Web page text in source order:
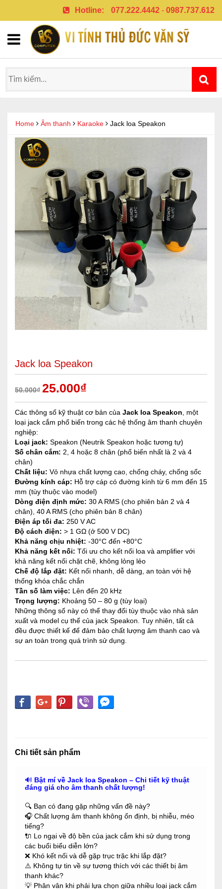
Hotline: 077.222.4442 - 0987.737.612
Home Âm thanh Karaoke Jack loa Speakon
Jack loa Speakon
50.000₫ 25.000₫
Các thông số kỹ thuật cơ bản của Jack loa Speakon , một
loại jack cắm phổ biến trong các hệ thống âm thanh chuyên
nghiệp:
Loại jack: Speakon (Neutrik Speakon hoặc tương tự)
Số chân cắm: 2, 4 hoặc 8 chân (phổ biến nhất là 2 và 4
chân)
Chất liệu: Vỏ nhựa chất lượng cao, chống cháy, chống sốc
Đường kính cáp: Hỗ trợ cáp có đường kính từ 6 mm đến 15
mm (tùy thuộc vào model)
Dòng điện định mức: 30 A RMS (cho phiên bản 2 và 4
chân), 40 A RMS (cho phiên bản 8 chân)
Điện áp tối đa: 250 V AC
Độ cách điện: > 1 GΩ (ở 500 V DC)
Khả năng chịu nhiệt: -30°C đến +80°C
Khả năng kết nối: Tối ưu cho kết nối loa và amplifier với
khả năng kết nối chặt chẽ, không lỏng lẻo
Chế độ lắp đặt: Kết nối nhanh, dễ dàng, an toàn với hệ
thống khóa chắc chắn
Tần số làm việc: Lên đến 20 kHz
Trọng lượng: Khoảng 50 – 80 g (tùy loại)
Những thông số này có thể thay đổi tùy thuộc vào nhà sản
xuất và model cụ thể của jack Speakon. Tuy nhiên, tất cả
đều được thiết kế để đảm bảo chất lượng âm thanh cao và
sự an toàn trong quá trình sử dụng.
Chi tiết sản phẩm
🔊 Bật mí về Jack loa Speakon – Chi tiết kỹ thuật
đáng giá cho âm thanh chất lượng!
🔍 Bạn có đang gặp những vấn đề này?
🎧 Chất lượng âm thanh không ổn định, bị nhiễu, méo
tiếng?
🔌 Lo ngại về độ bền của jack cắm khi sử dụng trong
các buổi biểu diễn lớn?
❌ Khó kết nối và dễ gặp trục trặc khi lắp đặt?
⚠️ Không tự tin về sự tương thích với các thiết bị âm
thanh khác?
💡 Phân vân khi phải lựa chọn giữa nhiều loại jack cắm